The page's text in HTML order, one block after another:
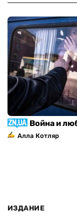
Война и
Алла Котляр
ИЗДАНИЕ